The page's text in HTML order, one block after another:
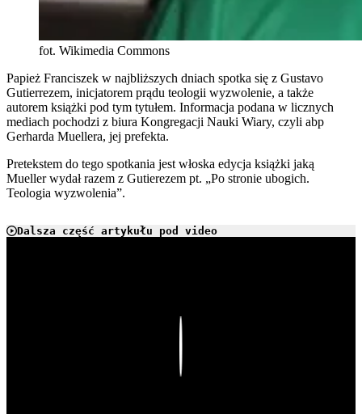
fot. Wikimedia Commons
Papież Franciszek w najbliższych dniach spotka się z Gustavo
Gutierrezem, inicjatorem prądu teologii wyzwolenie, a także
autorem książki pod tym tytułem. Informacja podana w licznych
mediach pochodzi z biura Kongregacji Nauki Wiary, czyli abp
Gerharda Muellera, jej prefekta.
Pretekstem do tego spotkania jest włoska edycja książki jaką
Mueller wydał razem z Gutierezem pt. „Po stronie ubogich.
Teologia wyzwolenia”.
Dalsza część artykułu pod video